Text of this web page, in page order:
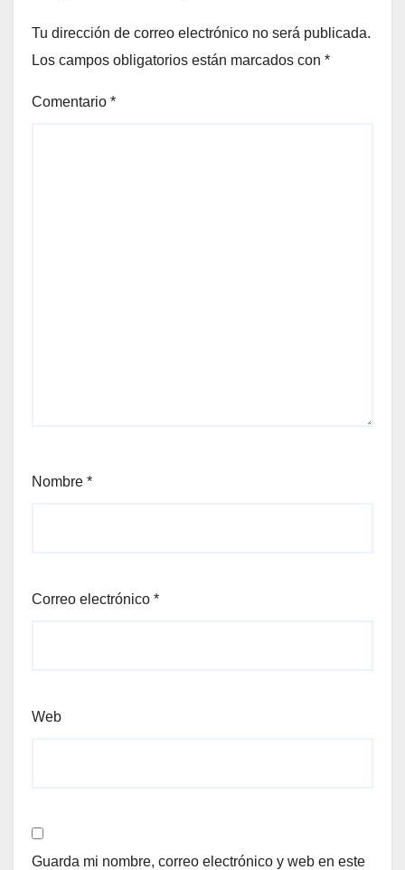
Tu dirección de correo electrónico no será publicada.
Los campos obligatorios están marcados con *
Comentario *
Nombre *
Correo electrónico *
Web
Guarda mi nombre, correo electrónico y web en este